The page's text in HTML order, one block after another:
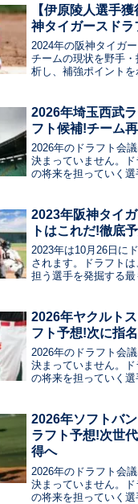
のドラフト評価を解
のドラフト会議で注目
は必読です。
【伊原陵人選手
神タイガースドラ
2024年の阪神タイガ
チームの現状を野手
析し、補強ポイントを
価を解説しています。
議で注目選手を探した
2026年埼玉西武
フト候補!チーム
2026年のドラフト会
決まっていません。
の将来を担っていく
からもドラフトでのチ
に大切になります。
2023年阪神タイ
トはこれだ!徹底
2023年は10月26日に
されます。ドラフト
担う選手を発掘する
す。今日は、阪神タイ
会議で指名する選手
2026年ヤクルト
フト予想!次に指
2026年のドラフト会
決まっていません。
の将来を担っていく
手を、現状のチーム状
想していきます。20...
2026年ソフトバ
ラフト予想!次世
得へ
2026年のドラフト会
決まっていません。
の将来を担っていく選